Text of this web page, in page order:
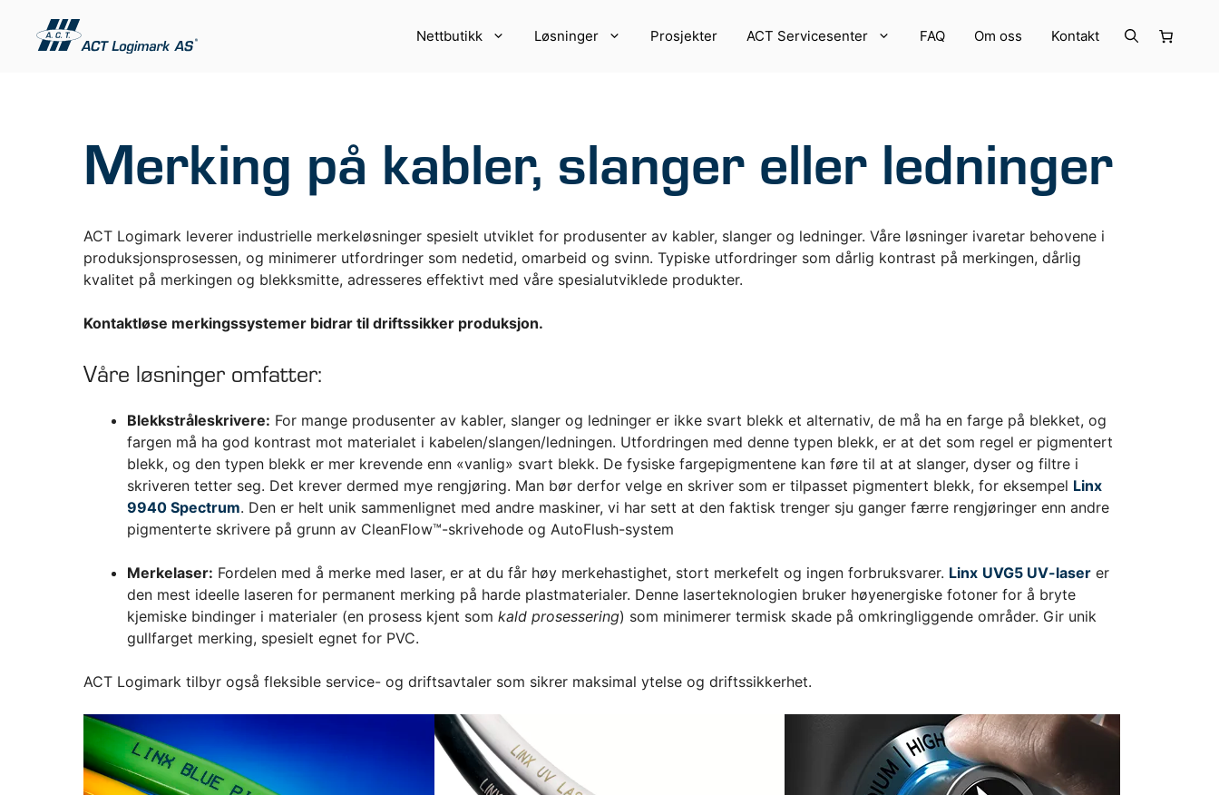
innhold
Nettbutikk
Blekkstråleskrivere
Merkelasere
Etiketteringsmaskiner
TILBEHØR
Forbruksmateriell
Etiketter, magneter og RFID-
tags
Lagersalg
Løsninger Prosjekter ACT Servicesenter FAQ Om oss Kontakt
Merking på kabler, slanger eller ledninger
ACT Logimark leverer industrielle merkeløsninger spesielt utviklet for produsenter av kabler, slanger og ledninger. Våre løsninger ivaretar behovene i
produksjonsprosessen, og minimerer utfordringer som nedetid, omarbeid og svinn. Typiske utfordringer som dårlig kontrast på merkingen, dårlig
kvalitet på merkingen og blekksmitte, adresseres effektivt med våre spesialutviklede produkter.
Kontaktløse merkingssystemer bidrar til driftssikker produksjon.
Våre løsninger omfatter:
Blekkstråleskrivere: For mange produsenter av kabler, slanger og ledninger er ikke svart blekk et alternativ, de må ha en farge på blekket, og
fargen må ha god kontrast mot materialet i kabelen/slangen/ledningen. Utfordringen med denne typen blekk, er at det som regel er pigmentert
blekk, og den typen blekk er mer krevende enn «vanlig» svart blekk. De fysiske fargepigmentene kan føre til at at slanger, dyser og filtre i
skriveren tetter seg. Det krever dermed mye rengjøring. Man bør derfor velge en skriver som er tilpasset pigmentert blekk, for eksempel Linx
9940 Spectrum. Den er helt unik sammenlignet med andre maskiner, vi har sett at den faktisk trenger sju ganger færre rengjøringer enn andre
pigmenterte skrivere på grunn av CleanFlow™-skrivehode og AutoFlush-system
Merkelaser: Fordelen med å merke med laser, er at du får høy merkehastighet, stort merkefelt og ingen forbruksvarer. Linx UVG5 UV-laser er
den mest ideelle laseren for permanent merking på harde plastmaterialer. Denne laserteknologien bruker høyenergiske fotoner for å bryte
kjemiske bindinger i materialer (en prosess kjent som kald prosessering) som minimerer termisk skade på omkringliggende områder. Gir unik
gullfarget merking, spesielt egnet for PVC.
ACT Logimark tilbyr også fleksible service- og driftsavtaler som sikrer maksimal ytelse og driftssikkerhet.